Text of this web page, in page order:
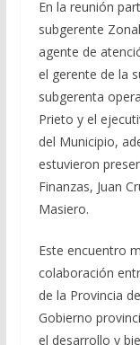
En la reunión
subgerente
agente de
el gerente de la
subgerenta
Prieto y el
del Municipio,
estuvieron
Finanzas, Juan
Masiero.
Este encuentro
colaboración
de la Provincia
Gobierno
el desarrollo y